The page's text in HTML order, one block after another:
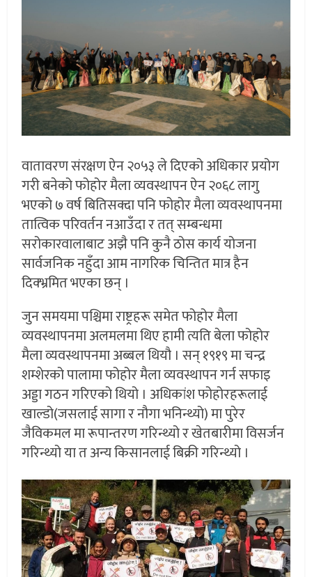
वातावरण संरक्षण ऐन २०५३ ले दिएको अधिकार प्रयोग
गरी बनेको फोहोर मैला व्यवस्थापन ऐन २०६८ लागु
भएको ७ वर्ष बितिसक्दा पनि फोहोर मैला व्यवस्थापनमा
तात्विक परिवर्तन नआउँदा र तत् सम्बन्धमा
सरोकारवालाबाट अझै पनि कुनै ठोस कार्य योजना
सार्वजनिक नहुँदा आम नागरिक चिन्तित मात्र हैन
दिक्भ्रमित भएका छन् ।
जुन समयमा पश्चिमा राष्ट्रहरू समेत फोहोर मैला
व्यवस्थापनमा अलमलमा थिए हामी त्यति बेला फोहोर
मैला व्यवस्थापनमा अब्बल थियौ । सन् १९१९ मा चन्द्र
शम्शेरको पालामा फोहोर मैला व्यवस्थापन गर्न सफाइ
अड्डा गठन गरिएको थियो । अधिकांश फोहोरहरूलाई
खाल्डो(जसलाई सागा र नौगा भनिन्थ्यो) मा पुरेर
जैविकमल मा रूपान्तरण गरिन्थ्यो र खेतबारीमा विसर्जन
गरिन्थ्यो या त अन्य किसानलाई बिक्री गरिन्थ्यो ।